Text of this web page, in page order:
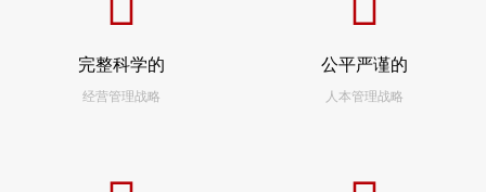
完整科学的
经营管理战略
公平严谨的
人本管理战略